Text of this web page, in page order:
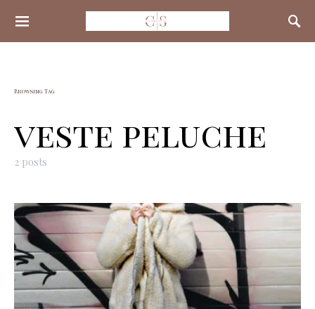
Search for:
Browsing Tag
veste peluche
2 posts